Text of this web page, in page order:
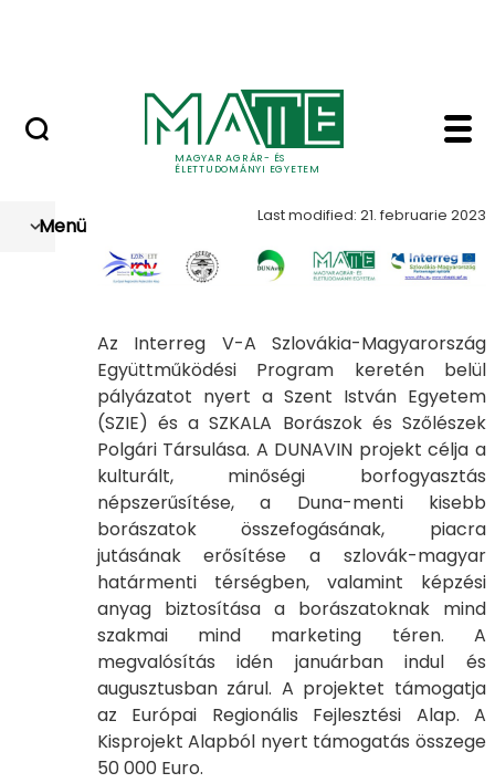
MAGYAR AGRÁR- ÉS
ÉLETTUDOMÁNYI EGYETEM
Dunavin - Szőlészeti
Dunavin
Menü Last modified: 21. februarie 2023
Az Interreg V-A Szlovákia-Magyarország
Együttműködési Program keretén belül
pályázatot nyert a Szent István Egyetem
(SZIE) és a SZKALA Borászok és Szőlészek
Polgári Társulása. A DUNAVIN projekt célja a
kulturált, minőségi borfogyasztás
népszerűsítése, a Duna-menti kisebb
borászatok összefogásának, piacra
jutásának erősítése a szlovák-magyar
határmenti térségben, valamint képzési
anyag biztosítása a borászatoknak mind
szakmai mind marketing téren. A
megvalósítás idén januárban indul és
augusztusban zárul. A projektet támogatja
az Európai Regionális Fejlesztési Alap. A
Kisprojekt Alapból nyert támogatás összege
50 000 Euro.